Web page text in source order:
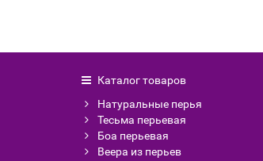
Каталог товаров
Натуральные перья
Тесьма перьевая
Боа перьевая
Веера из перьев